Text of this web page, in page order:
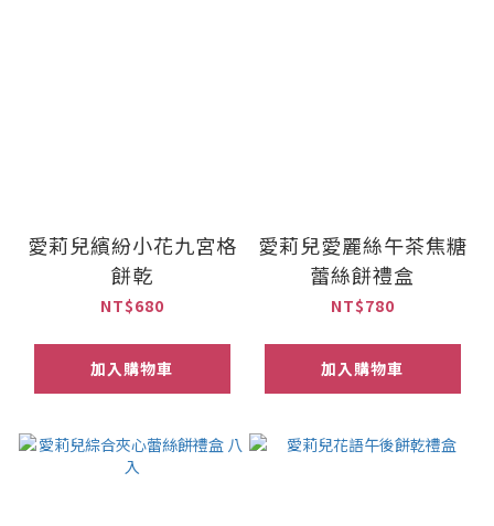
愛莉兒繽紛小花九宮格
餅乾
NT$680
加入購物車
愛莉兒愛麗絲午茶焦糖
蕾絲餅禮盒
NT$780
加入購物車